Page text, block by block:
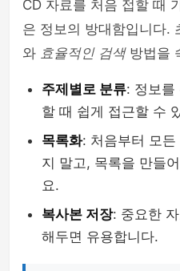
CD 자료를 처음 접할 때
은 정보의 방대함입니다.
와 효율적인 검색방법을
주제별로 분류: 정보를
할 때 쉽게 접근할 수
목록화: 처음부터 모
지 말고, 목록을 만들
요.
복사본 저장: 중요한
해두면 유용합니다.